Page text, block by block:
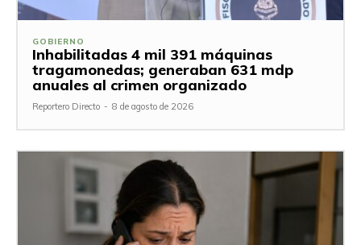
GOBIERNO
Inhabilitadas 4 mil 391 máquinas
tragamonedas; generaban 631 mdp
anuales al crimen organizado
Reportero Directo - 8 de agosto de 2026